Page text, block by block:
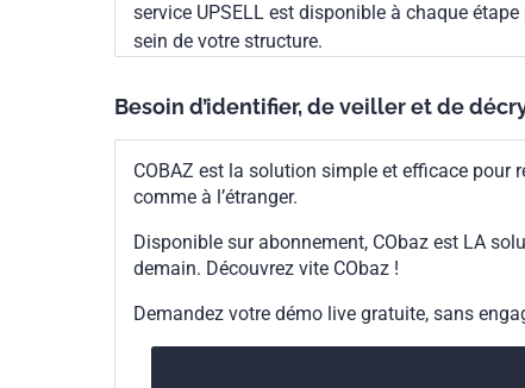
service UPSELL est disponible à chaque
sein de votre structure.
Besoin d’identifier, de veiller et de
COBAZ est la solution simple et efficace pour
comme à l’étranger.
Disponible sur abonnement, CObaz est LA
demain. Découvrez vite CObaz !
Demandez votre démo live gratuite, sans